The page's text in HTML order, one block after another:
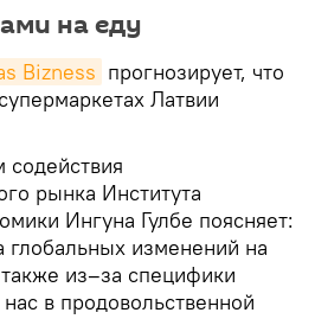
на еду
Bizness прогнозирует, что
Латвии
рынка Института
Ингуна Гулбе поясняет:
глобальных изменений на
из–за специфики
в продовольственной